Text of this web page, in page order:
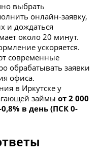
выбрать
онлайн-заявку,
и дождаться
около 20 минут.
ускоряется.
современные
обрабатывать заявки
офиса.
в Иркутске у
займыот 2 000
0,8% в день (ПСК 0-